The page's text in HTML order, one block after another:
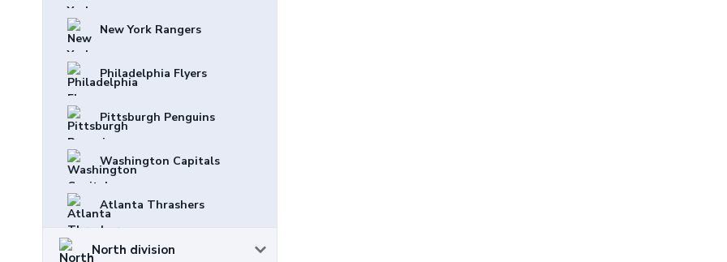
New York Rangers
Philadelphia Flyers
Pittsburgh Penguins
Washington Capitals
Atlanta Thrashers
North division